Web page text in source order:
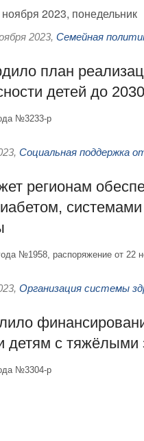
2023, понедельник
2023, Семейная
план
детей до
№3233-р
, Социальная поддержка
регионам
№1958, распоряжение от 22
, Организация системы
детям с тяжёлыми
№3304-р